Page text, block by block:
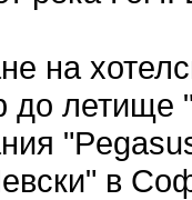
на
до летище
в